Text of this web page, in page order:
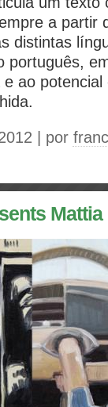
a partir
distintas
português,
ao
| por